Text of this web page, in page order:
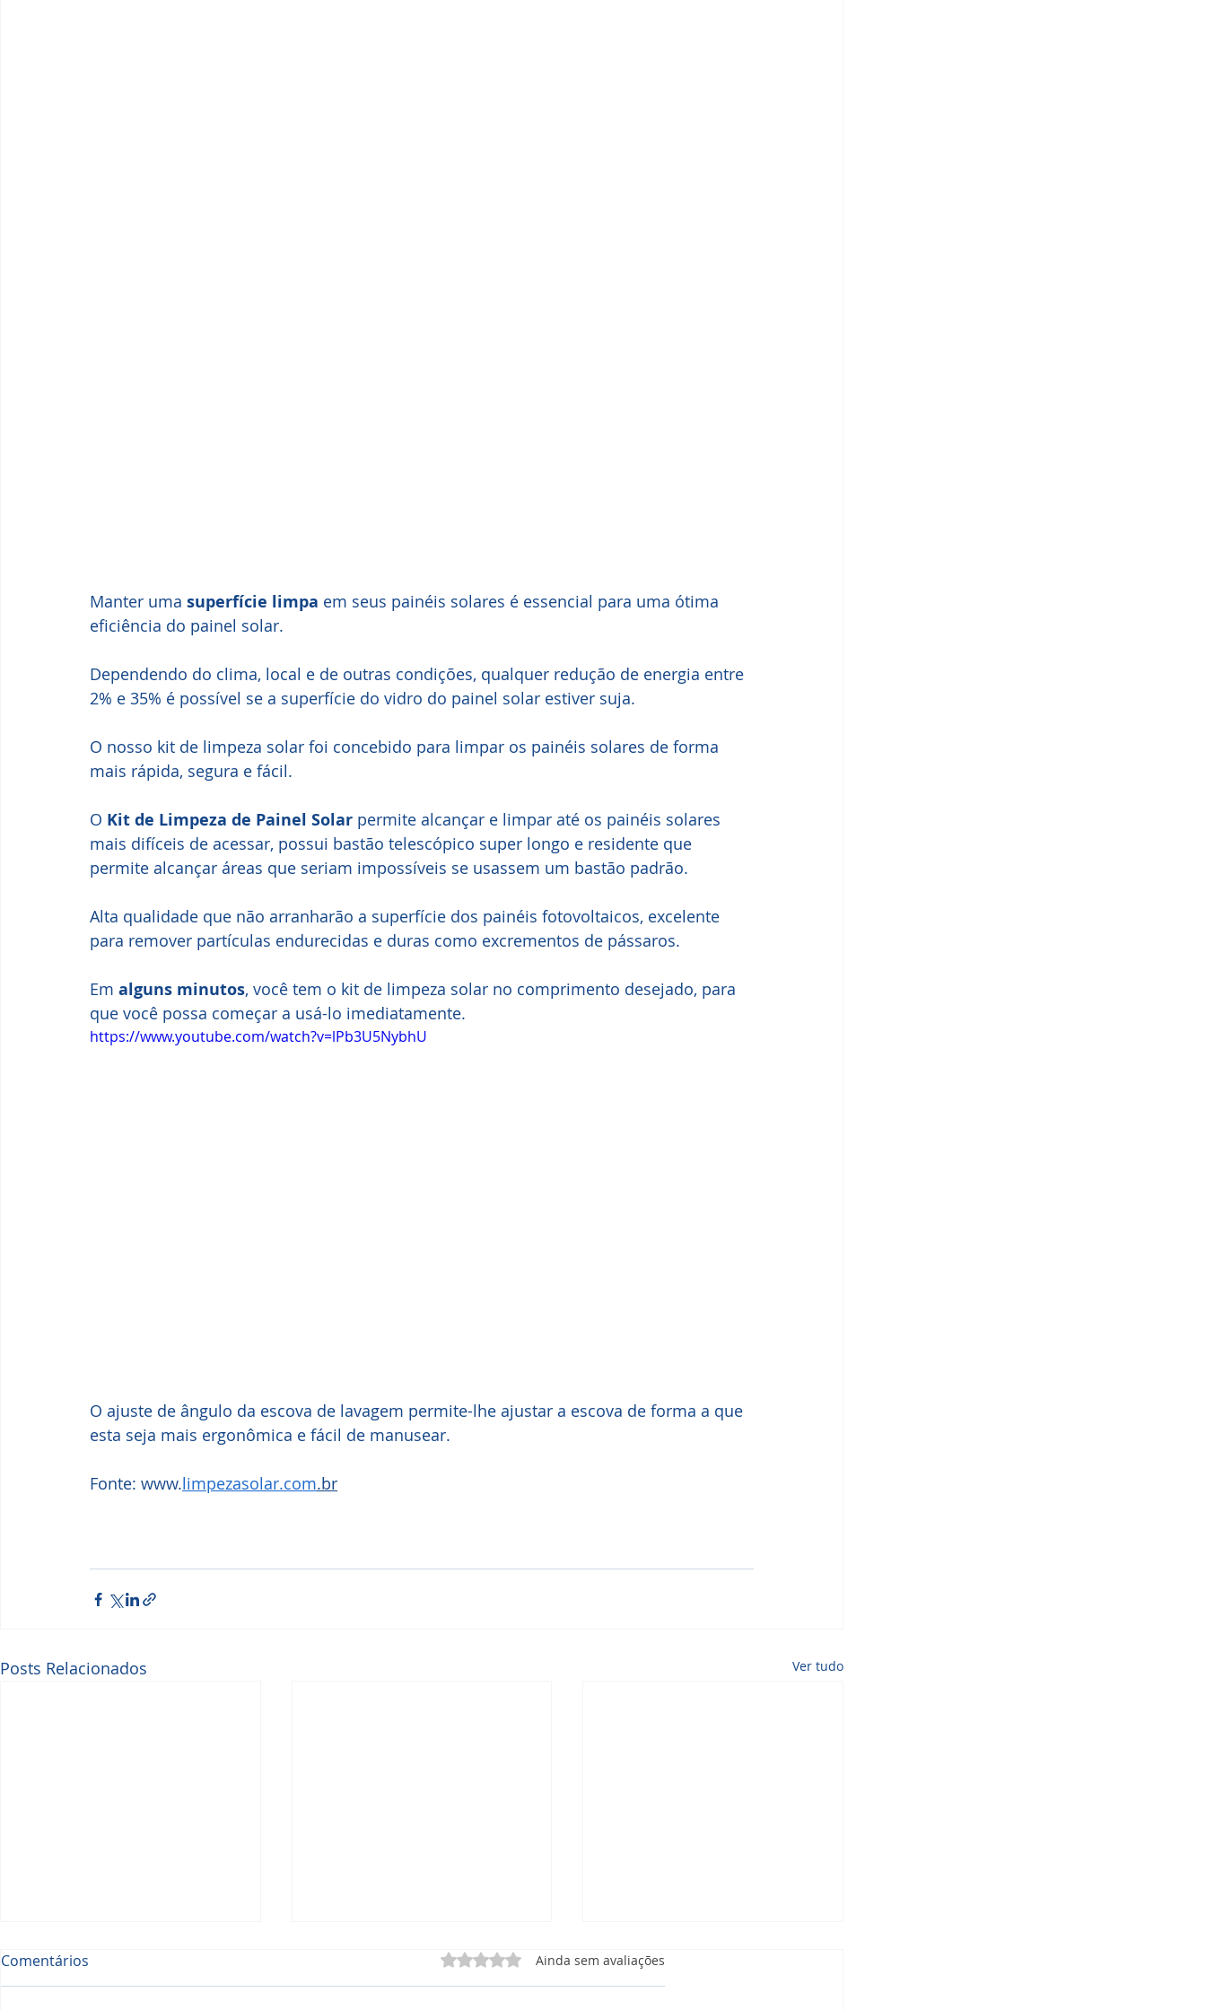
Manter uma superfície limpa em seus painéis solares é essencial para uma ótima
eficiência do painel solar.
Dependendo do clima, local e de outras condições, qualquer redução de energia entre
2% e 35% é possível se a superfície do vidro do painel solar estiver suja.
O nosso kit de limpeza solar foi concebido para limpar os painéis solares de forma
mais rápida, segura e fácil.
O Kit de Limpeza de Painel Solar permite alcançar e limpar até os painéis solares
mais difíceis de acessar, possui bastão telescópico super longo e residente que
permite alcançar áreas que seriam impossíveis se usassem um bastão padrão.
Alta qualidade que não arranharão a superfície dos painéis fotovoltaicos, excelente
para remover partículas endurecidas e duras como excrementos de pássaros.
Em alguns minutos, você tem o kit de limpeza solar no comprimento desejado, para
que você possa começar a usá-lo imediatamente.
https://www.youtube.com/watch?v=lPb3U5NybhU
O ajuste de ângulo da escova de lavagem permite-lhe ajustar a escova de forma a que
esta seja mais ergonômica e fácil de manusear.
Fonte: www.limpezasolar.com.br
Posts Relacionados Ver tudo
Comentários Avaliado com 0 de 5 estrelas.
Ainda sem avaliações